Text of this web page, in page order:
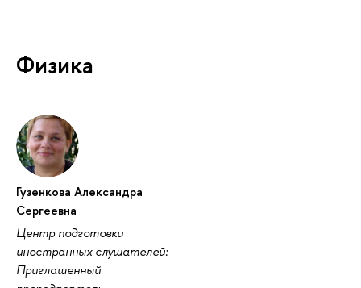
Физика
Гузенкова Александра
Сергеевна
Центр подготовки
иностранных слушателей:
Приглашенный